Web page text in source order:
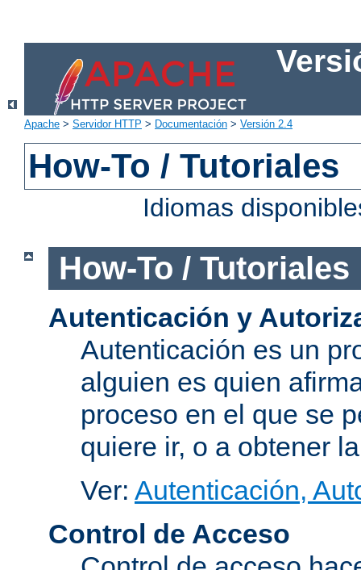
Apache > Servidor HTTP > Documentación > Versión 2.4
How-To / Tutoriales
Idiomas
How-To / Tutoriales
Autenticación y
Autenticación es un
alguien es quien
proceso en el que se
quiere ir, o a obtener
Ver: Autenticación,
Control de Acceso